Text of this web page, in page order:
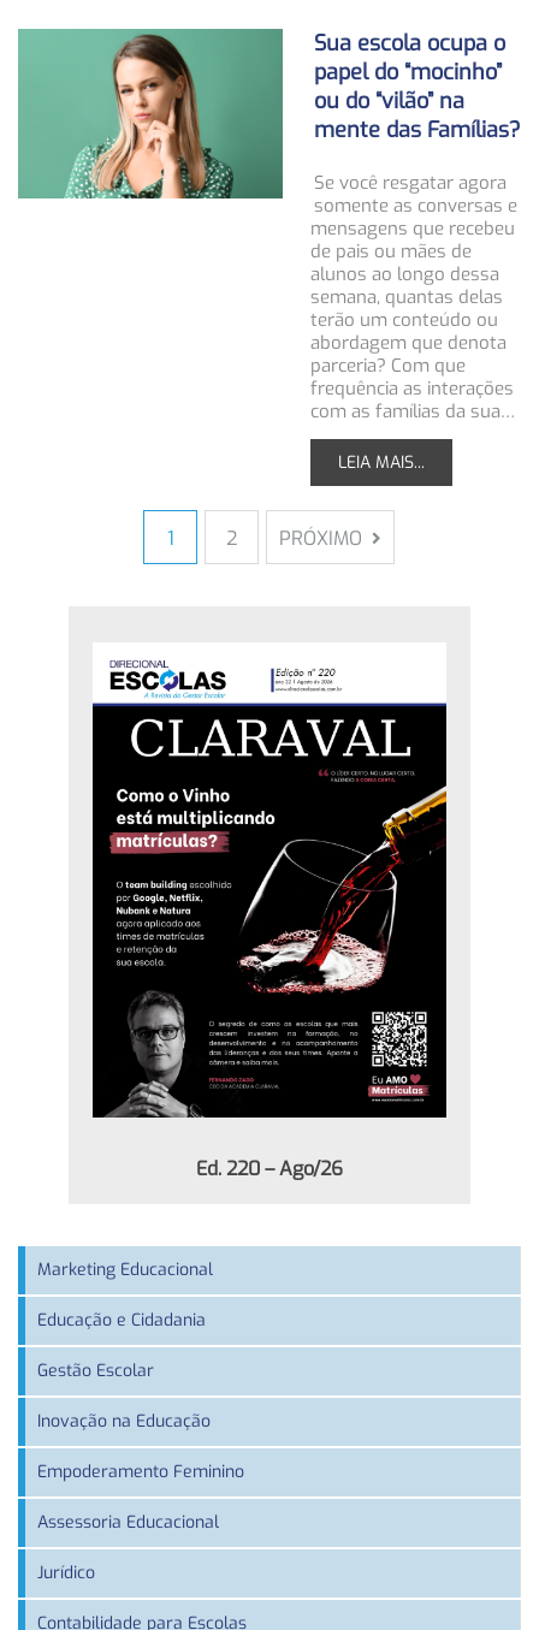
Sua escola ocupa o
papel do “mocinho”
ou do “vilão” na
mente das Famílias?
Se você resgatar agora
somente as conversas e
mensagens que recebeu
de pais ou mães de
alunos ao longo dessa
semana, quantas delas
terão um conteúdo ou
abordagem que denota
parceria? Com que
frequência as interações
com as famílias da sua…
LEIA MAIS...
1 2 PRÓXIMO
Ed. 220 – Ago/26
Marketing Educacional
Educação e Cidadania
Gestão Escolar
Inovação na Educação
Empoderamento Feminino
Assessoria Educacional
Jurídico
Contabilidade para Escolas